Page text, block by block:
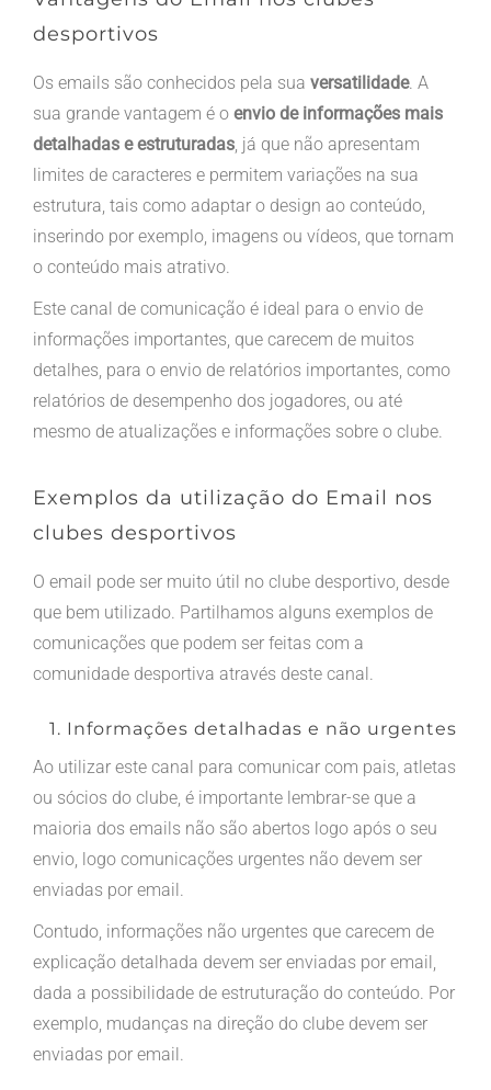
desportivos
Os emails são conhecidos pela sua versatilidade. A
sua grande vantagem é o envio de informações mais
detalhadas e estruturadas, já que não apresentam
limites de caracteres e permitem variações na sua
estrutura, tais como adaptar o design ao conteúdo,
inserindo por exemplo, imagens ou vídeos, que tornam
o conteúdo mais atrativo.
Este canal de comunicação é ideal para o envio de
informações importantes, que carecem de muitos
detalhes, para o envio de relatórios importantes, como
relatórios de desempenho dos jogadores, ou até
mesmo de atualizações e informações sobre o clube.
Exemplos da utilização do Email nos
clubes desportivos
O email pode ser muito útil no clube desportivo, desde
que bem utilizado. Partilhamos alguns exemplos de
comunicações que podem ser feitas com a
comunidade desportiva através deste canal.
1. Informações detalhadas e não urgentes
Ao utilizar este canal para comunicar com pais, atletas
ou sócios do clube, é importante lembrar-se que a
maioria dos emails não são abertos logo após o seu
envio, logo comunicações urgentes não devem ser
enviadas por email.
Contudo, informações não urgentes que carecem de
explicação detalhada devem ser enviadas por email,
dada a possibilidade de estruturação do conteúdo. Por
exemplo, mudanças na direção do clube devem ser
enviadas por email.